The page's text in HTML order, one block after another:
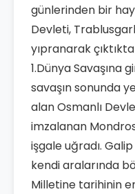
günlerinden bir
Devleti,
yıpranarak
1.Dünya Savaşına
savaşın sonunda
alan Osmanlı
imzalanan
işgale uğradı.
kendi aralarında
Milletine tarihinin